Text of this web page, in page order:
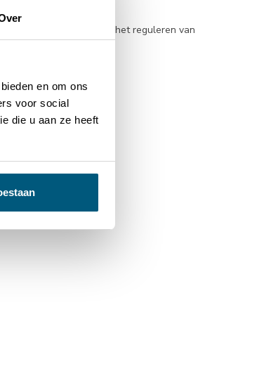
en om ons
voor social
die u aan ze heeft
technische zones en het reguleren van
stevig blijven staan.